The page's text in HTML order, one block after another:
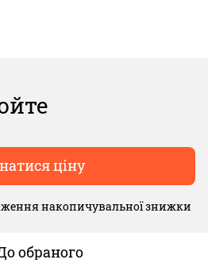
ціну
накопичувальної знижки
обраного